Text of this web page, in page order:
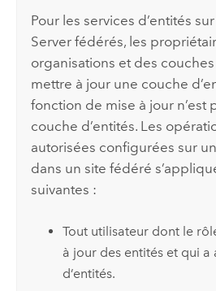
Pour les services d’entités
Server fédérés, les
organisations et des
mettre à jour une couche
fonction de mise à jour n’est
couche d’entités. Les
autorisées configurées sur
dans un site fédéré
suivantes :
Tout utilisateur dont le
à jour des entités et qui a
d’entités.